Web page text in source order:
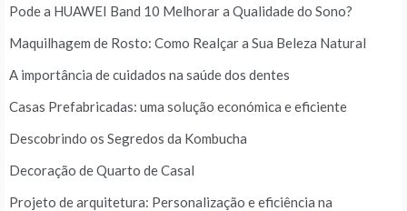
Pode a HUAWEI Band 10 Melhorar a Qualidade do Sono?
Maquilhagem de Rosto: Como Realçar a Sua Beleza Natural
A importância de cuidados na saúde dos dentes
Casas Prefabricadas: uma solução económica e eficiente
Descobrindo os Segredos da Kombucha
Decoração de Quarto de Casal
Projeto de arquitetura: Personalização e eficiência na